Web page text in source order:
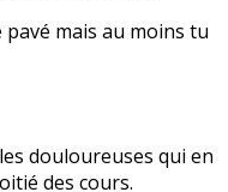
mais au moins tu
douloureuses qui en
des cours.